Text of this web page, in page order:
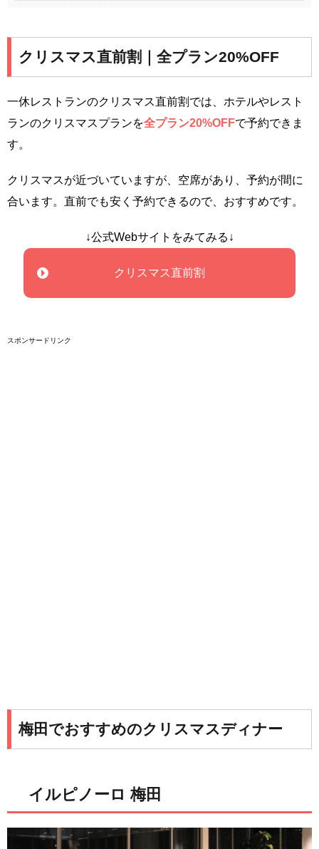
クリスマス直前割｜全プラン20%OFF
一休レストランのクリスマス直前割では、ホテルやレスト
ランのクリスマスプランを全プラン20%OFFで予約できま
す。
クリスマスが近づいていますが、空席があり、予約が間に
合います。直前でも安く予約できるので、おすすめです。
↓公式Webサイトをみてみる↓
クリスマス直前割
スポンサードリンク
梅田でおすすめのクリスマスディナー
イルピノーロ 梅田